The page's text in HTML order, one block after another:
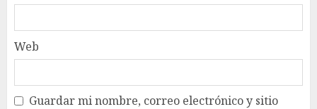
Web
Guardar mi nombre, correo electrónico y sitio